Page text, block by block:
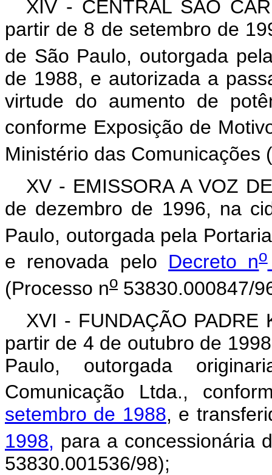
XIV - CENTRAL SÃO
partir de 8 de setembro de
de São Paulo, outorgada
de 1988, e autorizada a
virtude do aumento de
conforme Exposição de
Ministério das Comunicações
XV - EMISSORA A VOZ
de dezembro de 1996, na
Paulo, outorgada pela
e renovada pelo Decreto no
(Processo no 53830.000847/
XVI - FUNDAÇÃO PADRE
partir de 4 de outubro de
Paulo, outorgada
Comunicação Ltda.,
setembro de 1988, e
1998, para a concessionária
53830.001536/98);